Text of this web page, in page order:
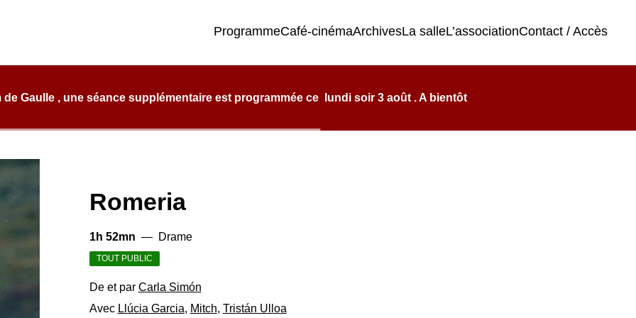
ProgrammeCafé-cinémaArchivesLa salleL’associationContact / Accès
Gaulle , une séance supplémentaire est programmée ce lundi soir 3 août . A bientôt
Romeria
1h 52mn — Drame
TOUT PUBLIC
De et par Carla Simón
Avec Llúcia Garcia, Mitch, Tristán Ulloa